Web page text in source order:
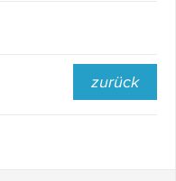
zurück